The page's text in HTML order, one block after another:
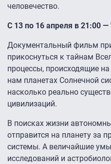
человечество.
С 13 по 16 апреля в 21:00
Документальный фильм
прикоснуться к тайнам
процессы, происходящие
нам планетах Солнечной
насколько реально
цивилизаций.
В поисках жизни
отправится на планету за
системы. А величайшие
исследований и